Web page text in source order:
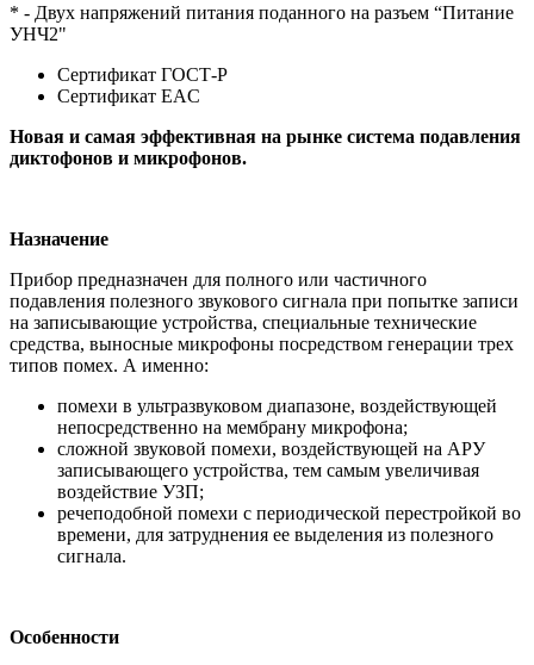
* - Двух напряжений питания поданного на разъем “Питание
УНЧ2"
Сертификат ГОСТ-Р
Сертификат EAC
Новая и самая эффективная на рынке система подавления
диктофонов и микрофонов.
Назначение
Прибор предназначен для полного или частичного
подавления полезного звукового сигнала при попытке записи
на записывающие устройства, специальные технические
средства, выносные микрофоны посредством генерации трех
типов помех. А именно:
помехи в ультразвуковом диапазоне, воздействующей
непосредственно на мембрану микрофона;
сложной звуковой помехи, воздействующей на АРУ
записывающего устройства, тем самым увеличивая
воздействие УЗП;
речеподобной помехи с периодической перестройкой во
времени, для затруднения ее выделения из полезного
сигнала.
Особенности